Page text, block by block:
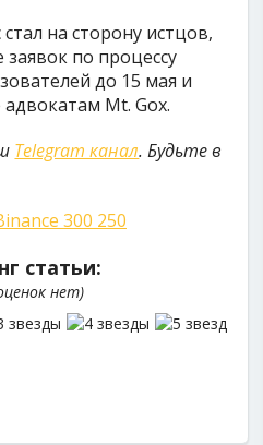
на сторону истцов,
по процессу
до 15 мая и
Mt. Gox.
Telegram канал. Будьте в
статьи:
нет)